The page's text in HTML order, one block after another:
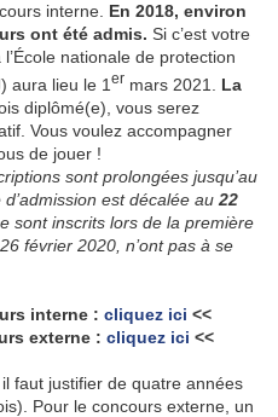
interne. En 2018, environ
ont été admis. Si c’est votre
nationale de protection
aura lieu le 1 er mars 2021. La
diplômé(e), vous serez
Vous voulez accompagner
de jouer !
sont prolongées jusqu’au
d’admission est décalée au 22
sont inscrits lors de la première
février 2020, n’ont pas à se
interne : cliquez ici <<
externe : cliquez ici <<
faut justifier de quatre années
Pour le concours externe, un